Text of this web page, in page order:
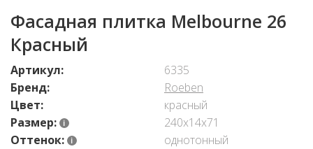
Фасадная плитка Melbourne 26
Красный
Артикул:
6335
Бренд:
Roeben
Цвет:
красный
Размер:
240х14х71
Оттенок:
однотонный